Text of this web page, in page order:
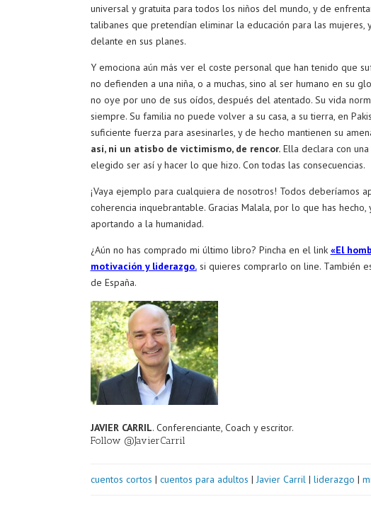
universal y gratuita para todos los niños del mundo, y de
talibanes que pretendían eliminar la educación para las
delante en sus planes.
Y emociona aún más ver el coste personal que han tenido que
no defienden a una niña, o a muchas, sino al ser humano en su
no oye por uno de sus oídos, después del atentado. Su vida
siempre. Su familia no puede volver a su casa, a su tierra, en
suficiente fuerza para asesinarles, y de hecho mantienen su
así, ni un atisbo de victimismo, de rencor.Ella declara con
elegido ser así y hacer lo que hizo. Con todas las consecuencias.
¡Vaya ejemplo para cualquiera de nosotros! Todos deberíamos
coherencia inquebrantable. Gracias Malala, por lo que has
aportando a la humanidad.
¿Aún no has comprado mi último libro? Pincha en el link «El
motivación y liderazgo.si quieres comprarlo on line. También
de España.
JAVIER CARRIL. Conferenciante, Coach y escritor.
Follow @JavierCarril
cuentos cortos | cuentos para adultos | Javier Carril| liderazgo |